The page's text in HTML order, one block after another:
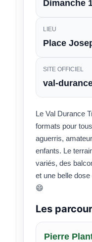
Dimanche
LIEU
Place
SITE OFFICIEL
val-
Le Val Durance
formats pour
aguerris,
enfants. Le
variés, des
et une belle
😄
Les
Pierre